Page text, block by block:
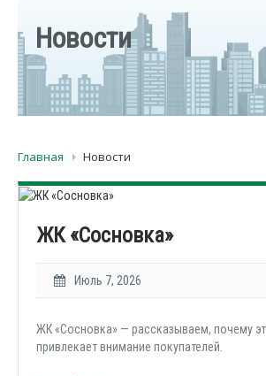
Регионы
Новости
Главная Новости
ЖК «Сосновка»
Июль 7, 2026
ЖК «Сосновка» — рассказываем, почему
привлекает внимание покупателей.